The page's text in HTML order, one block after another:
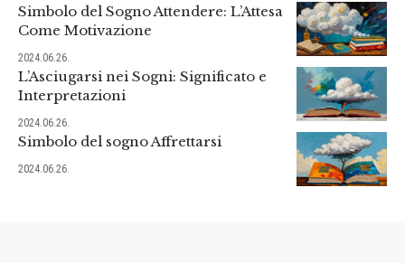
Simbolo del Sogno Attendere: L’Attesa
Come Motivazione
2024.06.26.
L’Asciugarsi nei Sogni: Significato e
Interpretazioni
2024.06.26.
Simbolo del sogno Affrettarsi
2024.06.26.